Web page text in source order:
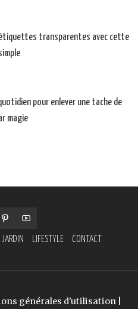
étiquettes transparentes avec cette
pour enlever une tache de
magie
JARDIN LIFESTYLE CONTACT
générales d'utilisation